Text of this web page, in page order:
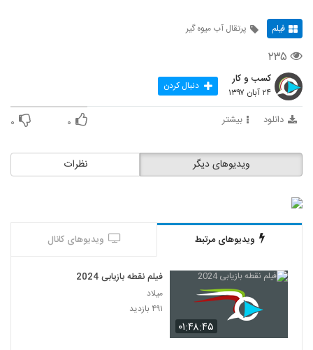
فیلم پرتقال آب ميوه گير
۲۳۵
کسب و کار
۲۴ آبان ۱۳۹۷ دنبال کردن
دانلود بیشتر ۰ ۰
نظرات ویدیوهای دیگر
ویدیوهای مرتبط ویدیوهای کانال
۰۱:۴۸:۴۵
فیلم نقطه بازیابی 2024
میلاد
۴۹۱ بازدید